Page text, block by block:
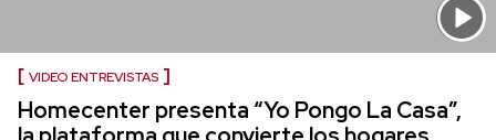
VIDEO ENTREVISTAS
Homecenter presenta “Yo Pongo La Casa”,